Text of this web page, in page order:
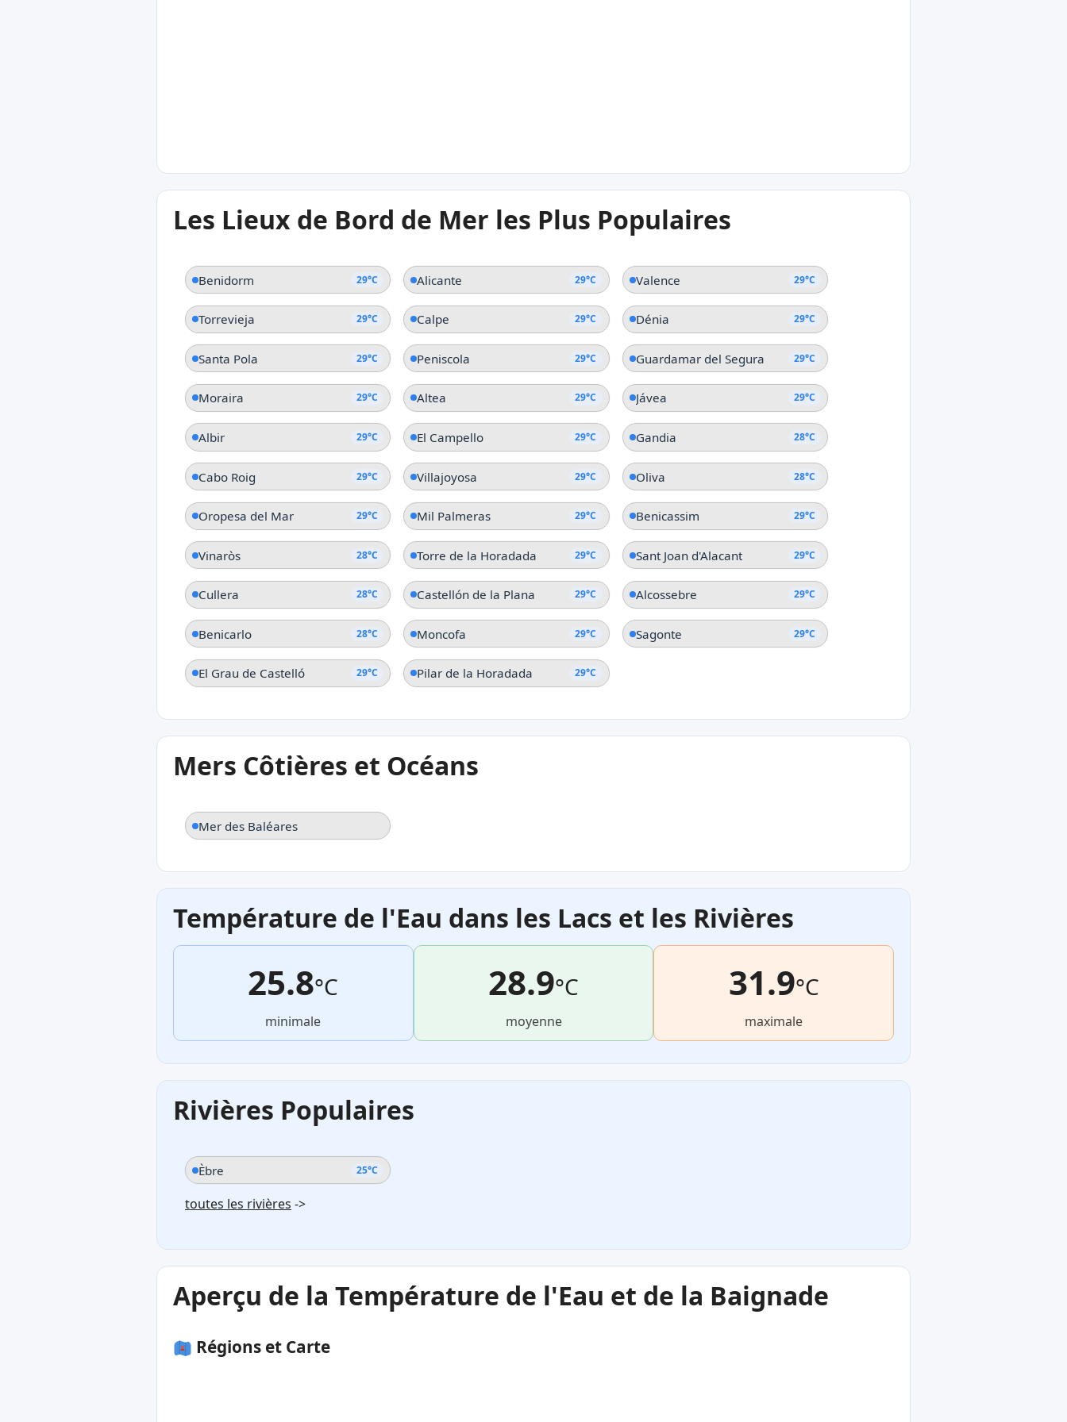
29°C
Torrenostra
29°C
Torrevieja
29°C
Dénia
Les Lieux de Bord de Mer les Plus Populaires
Benidorm 29°C Alicante 29°C Valence 29°C
Torrevieja 29°C Calpe 29°C Dénia 29°C
Santa Pola 29°C Peniscola 29°C Guardamar del Segura 29°C
Moraira 29°C Altea 29°C Jávea 29°C
Albir 29°C El Campello 29°C Gandia 28°C
Cabo Roig 29°C Villajoyosa 29°C Oliva 28°C
Oropesa del Mar 29°C Mil Palmeras 29°C Benicassim 29°C
Vinaròs 28°C Torre de la Horadada 29°C Sant Joan d'Alacant 29°C
Cullera 28°C Castellón de la Plana 29°C Alcossebre 29°C
Benicarlo 28°C Moncofa 29°C Sagonte 29°C
El Grau de Castelló 29°C Pilar de la Horadada 29°C
Mers Côtières et Océans
Mer des Baléares
Température de l'Eau dans les Lacs et les Rivières
25.8°C
minimale
28.9°C
moyenne
31.9°C
maximale
Rivières Populaires
Èbre 25°C
toutes les rivières ->
Aperçu de la Température de l'Eau et de la Baignade
Régions et Carte